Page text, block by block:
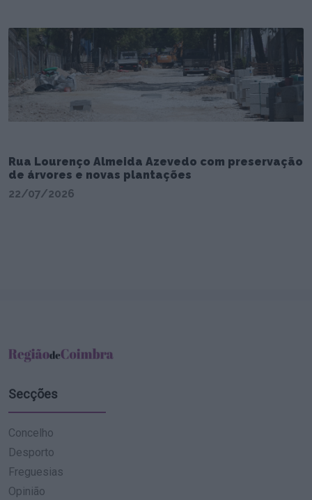
Rua Lourenço Almeida Azevedo com preservação
de árvores e novas plantações
22/07/2026
Secções
Concelho
Desporto
Freguesias
Opinião